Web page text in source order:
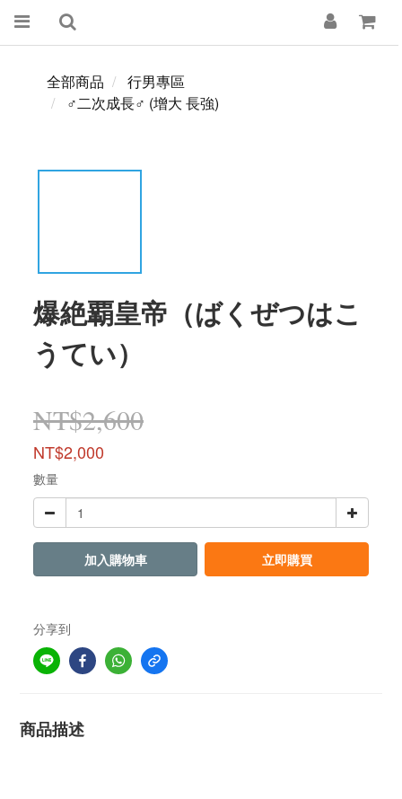
全部商品
行男專區
♂二次成長♂ (增大 長強)
爆絶覇皇帝（ばくぜつはこ
うてい）
NT$2,600
NT$2,000
數量
加入購物車 立即購買
分享到
商品描述